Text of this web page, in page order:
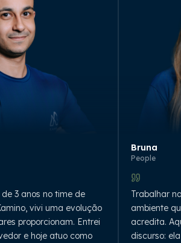
3 anos no time de
vivi uma evolução
proporcionam. Entrei
e hoje atuo como
Bruna
People
Trabalhar
ambiente
acredita.
discurso: